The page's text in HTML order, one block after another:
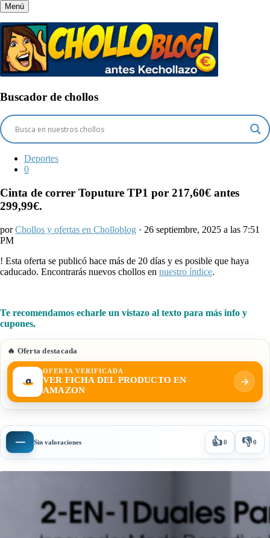
Menú
Buscador de chollos
Deportes
0
Cinta de correr Toputure TP1 por 217,60€ antes
299,99€.
porChollos y ofertas en Cholloblog · 26 septiembre, 2025 a las 7:51
PM
! Esta oferta se publicó hace más de 20 días y es posible que haya
caducado. Encontrarás nuevos chollos en nuestro índice.
Te recomendamos echarle un vistazo al texto para más info y
cupones.
🔥 Oferta destacada
OFERTA VERIFICADA
VER FICHA DEL PRODUCTO EN
AMAZON
— Sin valoraciones 👍0 👎0